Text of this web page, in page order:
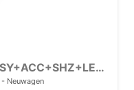
Tribe Edition KAMERA+KESSY+ACC+SHZ+LED+19" ALU+FULL LINK+PDC
Neuwagen